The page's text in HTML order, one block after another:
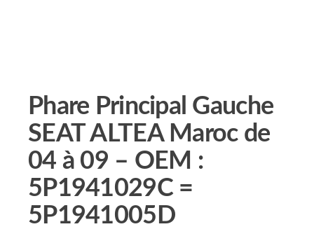
Phare Principal Gauche
SEAT ALTEA Maroc de
04 à 09 – OEM :
5P1941029C =
5P1941005D